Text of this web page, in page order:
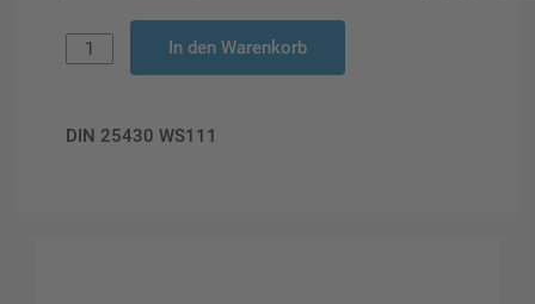
In den Warenkorb
DIN 25430 WS111